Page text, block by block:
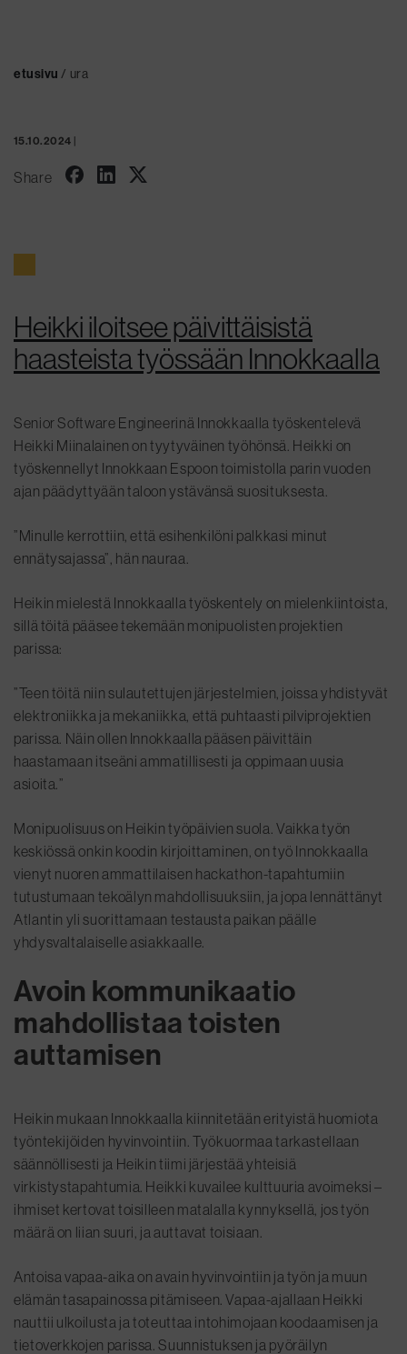
etusivu / ura
15.10.2024 |
Share
Heikki iloitsee päivittäisistä
haasteista työssään Innokkaalla
Senior Software Engineerinä Innokkaalla työskentelevä
Heikki Miinalainen on tyytyväinen työhönsä. Heikki on
työskennellyt Innokkaan Espoon toimistolla parin vuoden
ajan päädyttyään taloon ystävänsä suosituksesta.
”Minulle kerrottiin, että esihenkilöni palkkasi minut
ennätysajassa”, hän nauraa.
Heikin mielestä Innokkaalla työskentely on mielenkiintoista,
sillä töitä pääsee tekemään monipuolisten projektien
parissa:
”Teen töitä niin sulautettujen järjestelmien, joissa yhdistyvät
elektroniikka ja mekaniikka, että puhtaasti pilviprojektien
parissa. Näin ollen Innokkaalla pääsen päivittäin
haastamaan itseäni ammatillisesti ja oppimaan uusia
asioita.”
Monipuolisuus on Heikin työpäivien suola. Vaikka työn
keskiössä onkin koodin kirjoittaminen, on työ Innokkaalla
vienyt nuoren ammattilaisen hackathon-tapahtumiin
tutustumaan tekoälyn mahdollisuuksiin, ja jopa lennättänyt
Atlantin yli suorittamaan testausta paikan päälle
yhdysvaltalaiselle asiakkaalle.
Avoin kommunikaatio
mahdollistaa toisten
auttamisen
Heikin mukaan Innokkaalla kiinnitetään erityistä huomiota
työntekijöiden hyvinvointiin. Työkuormaa tarkastellaan
säännöllisesti ja Heikin tiimi järjestää yhteisiä
virkistystapahtumia. Heikki kuvailee kulttuuria avoimeksi –
ihmiset kertovat toisilleen matalalla kynnyksellä, jos työn
määrä on liian suuri, ja auttavat toisiaan.
Antoisa vapaa-aika on avain hyvinvointiin ja työn ja muun
elämän tasapainossa pitämiseen. Vapaa-ajallaan Heikki
nauttii ulkoilusta ja toteuttaa intohimojaan koodaamisen ja
tietoverkkojen parissa. Suunnistuksen ja pyöräilyn